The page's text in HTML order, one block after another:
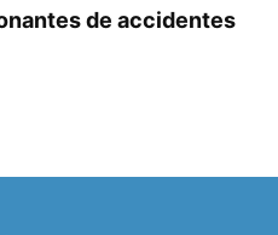
de accidentes